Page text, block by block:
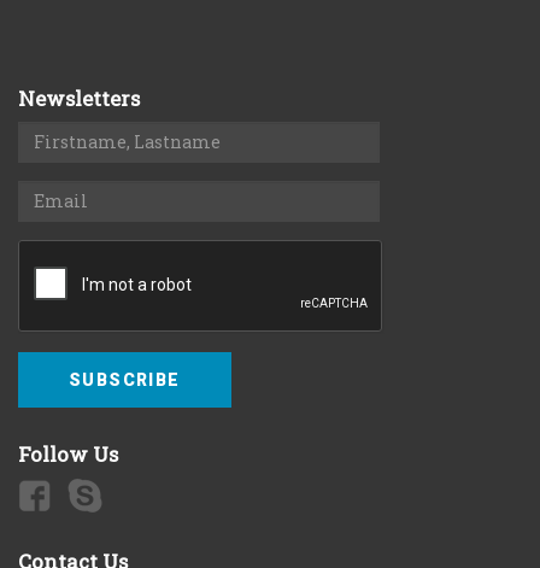
Newsletters
SUBSCRIBE
Follow Us
Contact Us